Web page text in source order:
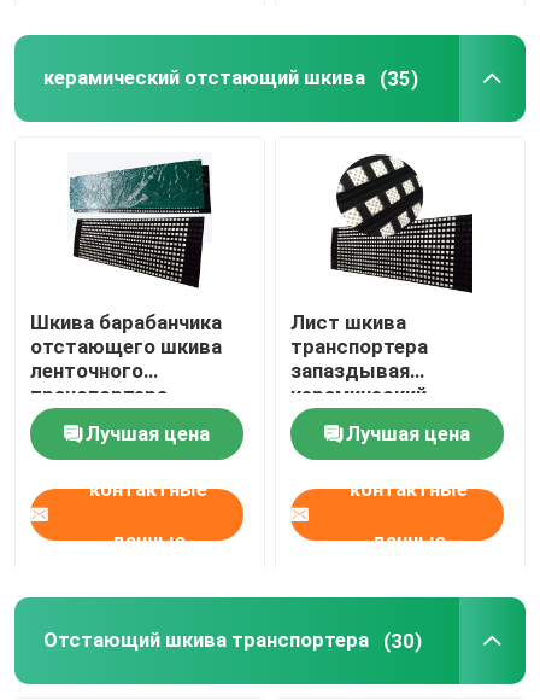
О Компании
контроль качества
контактные данные
Новости
Керамический вкладыш носки
Вкладыш глинозема керамический
керамический отстающий шкива (35)
Шкива барабанчика
отстающего шкива
ленточного
транспортера
отстающий
керамического
резиновый
Лучшая цена
контактные
данные
Лист шкива
транспортера
запаздывая
керамический
резиновый покрывая
со связующим слоем
Cn
Лучшая цена
контактные
данные
Отстающий шкива транспортера (30)